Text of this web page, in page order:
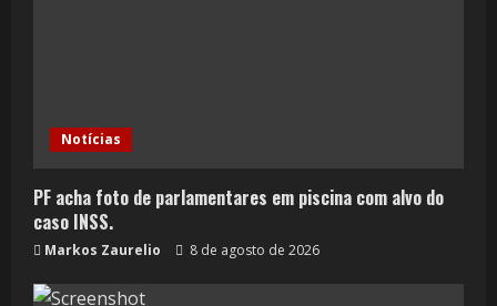
Notícias
PF acha foto de parlamentares em piscina com alvo do
caso INSS.
Markos Zaurelio 8 de agosto de 2026